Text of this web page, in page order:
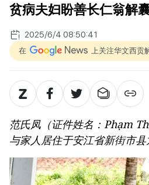
贫病夫妇盼善长仁翁解
2025/6/4 08:50:41
在 上关注华文西贡
范氏凤（证件姓名：Phạm
与家人居住于安江省新街市县